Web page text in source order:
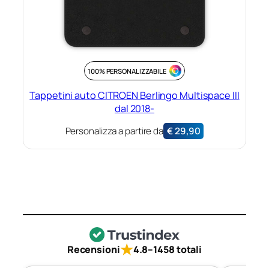
100% PERSONALIZZABILE
Tappetini auto CITROEN Berlingo Multispace III
dal 2018-
Personalizza a partire da €29,90
Recensioni★4.8–1458 totali